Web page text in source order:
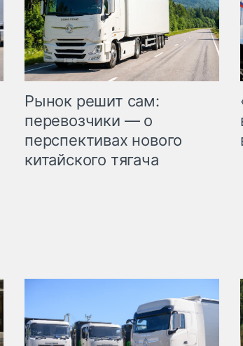
Рынок решит сам:
перевозчики — о
перспективах нового
китайского тягача